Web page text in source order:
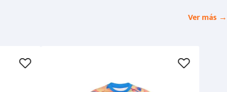
Ver más →